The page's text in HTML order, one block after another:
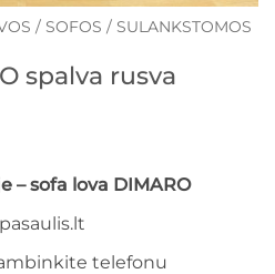
/ SOFOS / SULANKSTOMOS
spalva rusva
– sofa lova DIMARO
telefonu